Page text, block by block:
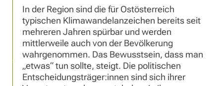
In der Region sind die für Ostösterreich
typischen Klimawandelanzeichen bereits seit
mehreren Jahren spürbar und werden
mittlerweile auch von der Bevölkerung
wahrgenommen. Das Bewusstsein, dass man
„etwas“ tun sollte, steigt. Die politischen
Entscheidungsträger:innen sind sich ihrer